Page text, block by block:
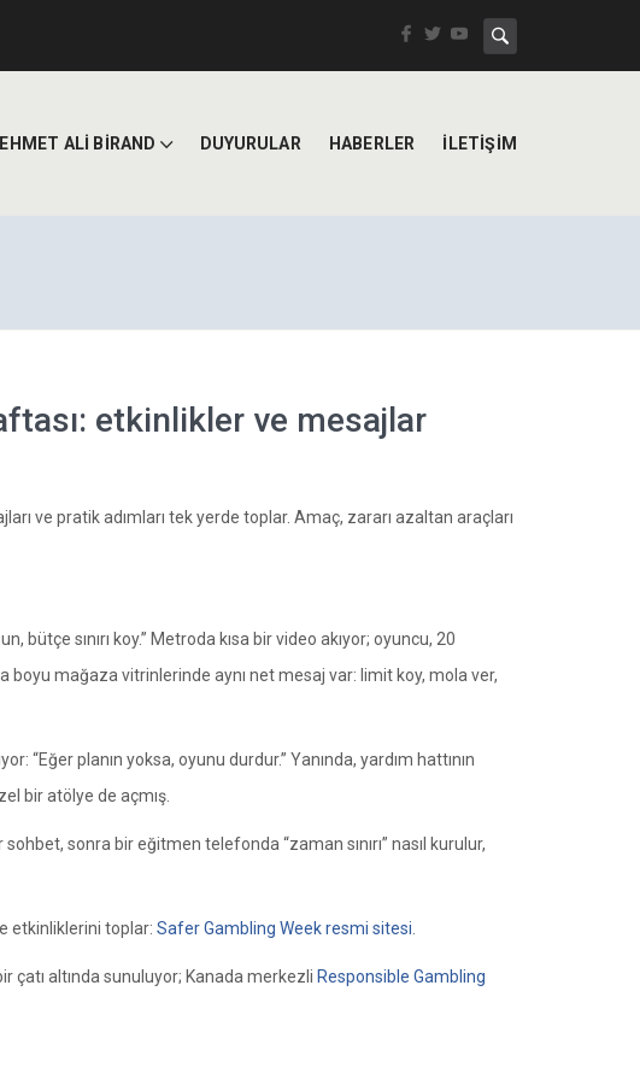
ALİ BİRAND DUYURULAR HABERLER İLETİŞİM
etkinlikler ve mesajlar
ve pratik adımları tek yerde toplar. Amaç, zararı azaltan araçları
bütçe sınırı koy.” Metroda kısa bir video akıyor; oyuncu, 20
mağaza vitrinlerinde aynı net mesaj var: limit koy, mola ver,
“Eğer planın yoksa, oyunu durdur.” Yanında, yardım hattının
bir atölye de açmış.
sonra bir eğitmen telefonda “zaman sınırı” nasıl kurulur,
etkinliklerini toplar: Safer Gambling Week resmi sitesi
çatı altında sunuluyor; Kanada merkezli Responsible Gambling